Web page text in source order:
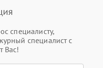
специалисту,
специалист с
Вас!